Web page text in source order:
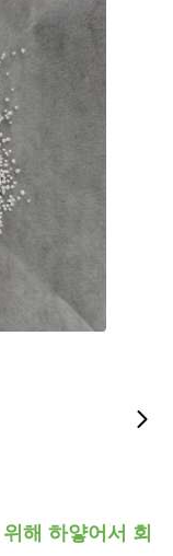
해 하얗어서 회